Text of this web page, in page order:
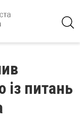
питань